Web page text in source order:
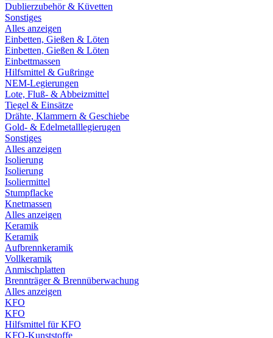
Dublierzubehör & Küvetten
Sonstiges
Alles anzeigen
Einbetten, Gießen & Löten
Einbetten, Gießen & Löten
Einbettmassen
Hilfsmittel & Gußringe
NEM-Legierungen
Lote, Fluß- & Abbeizmittel
Tiegel & Einsätze
Drähte, Klammern & Geschiebe
Gold- & Edelmetalllegierugen
Sonstiges
Alles anzeigen
Isolierung
Isolierung
Isoliermittel
Stumpflacke
Knetmassen
Alles anzeigen
Keramik
Keramik
Aufbrennkeramik
Vollkeramik
Anmischplatten
Brennträger & Brennüberwachung
Alles anzeigen
KFO
KFO
Hilfsmittel für KFO
KFO-Kunststoffe